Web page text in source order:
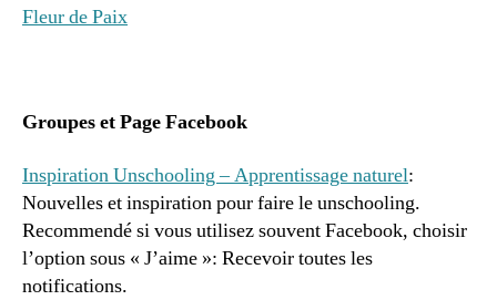
Fleur de Paix
Groupes et Page Facebook
Inspiration Unschooling – Apprentissage naturel:
Nouvelles et inspiration pour faire le unschooling.
Recommendé si vous utilisez souvent Facebook, choisir
l’option sous « J’aime »: Recevoir toutes les
notifications.